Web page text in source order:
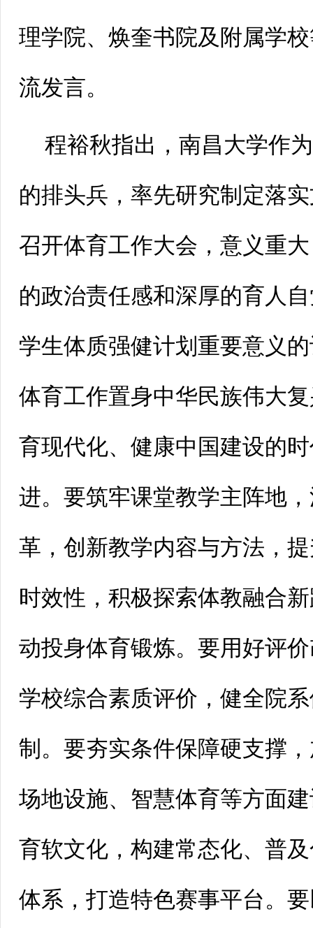
理学院、焕奎书院及附属学
流发言。
程裕秋指出，南昌大学作
的排头兵，率先研究制定落
召开体育工作大会，意义重
的政治责任感和深厚的育人
学生体质强健计划重要意义
体育工作置身中华民族伟大
育现代化、健康中国建设的
进。要筑牢课堂教学主阵地
革，创新教学内容与方法，
时效性，积极探索体教融合
动投身体育锻炼。要用好评
学校综合素质评价，健全院
制。要夯实条件保障硬支撑
场地设施、智慧体育等方面
育软文化，构建常态化、普
体系，打造特色赛事平台。